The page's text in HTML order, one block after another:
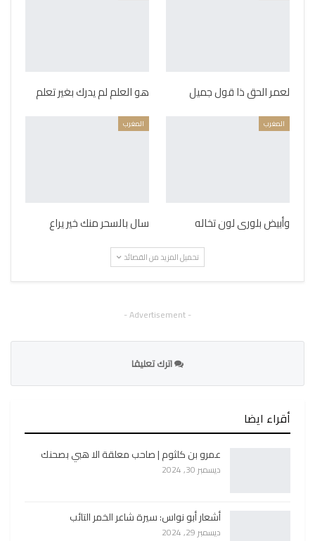
لعمر الحق ذا قول جميل هو العلم لم يدرك بغير تعلم
المغرب
وأبيض بلورى لون تخاله
المغرب
سال بالسحر منك خير يراع
تحميل المزيد من القصائد
- Advertisement -
اترك تعليقا
أقراء ايضا
عمرو بن كلثوم | صاحب معلقة الا هبي بصحنك
ديسمبر 30, 2024
أشعار أبو نواس: سيرة شاعر الخمر التائب
ديسمبر 29, 2024